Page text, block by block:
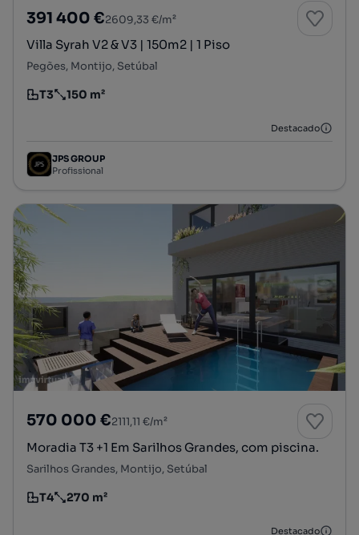
391 400 €2609,33 €/m²
Villa Syrah V2 & V3 | 150m2 | 1 Piso
Pegões, Montijo, Setúbal
Tipologia
T3
Preço por metro quadrado
150 m²
Destacado
JPS GROUP
Profissional
570 000 €2111,11 €/m²
Moradia T3 +1 Em Sarilhos Grandes, com piscina.
Sarilhos Grandes, Montijo, Setúbal
Tipologia
T4
Preço por metro quadrado
270 m²
Destacado